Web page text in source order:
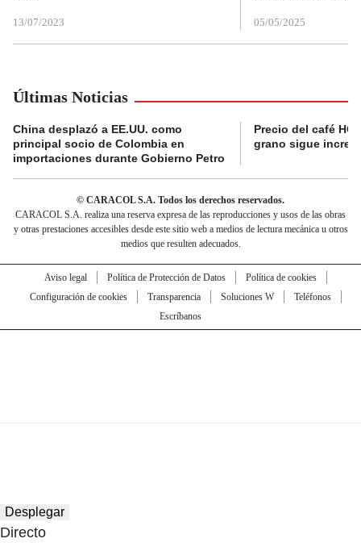
13/07/2023 05/05/2025
Últimas Noticias
China desplazó a EE.UU. como
principal socio de Colombia en
importaciones durante Gobierno Petro
Precio del café
grano sigue
© CARACOL S.A. Todos los derechos reservados.
CARACOL S.A. realiza una reserva expresa de las reproducciones y usos de las obras
y otras prestaciones accesibles desde este sitio web a medios de lectura mecánica u otros
medios que resulten adecuados.
Aviso legal Política de Protección de Datos
Política de cookies
Configuración de cookies
Transparencia Soluciones W
Teléfonos
Escríbanos
Desplegar
Directo